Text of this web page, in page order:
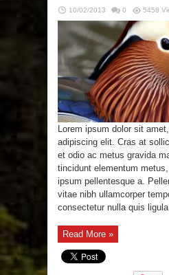
10/02/2013 0 5458
Lorem ipsum dolor sit
adipiscing elit. Cras at
et odio ac metus gravida
tincidunt elementum
ipsum pellentesque a.
vitae nibh ullamcorper
consectetur nulla quis
Read More »